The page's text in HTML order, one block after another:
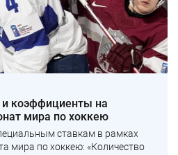
коэффициенты на
мира по хоккею
ставкам в рамках
мира по хоккею: «Количество